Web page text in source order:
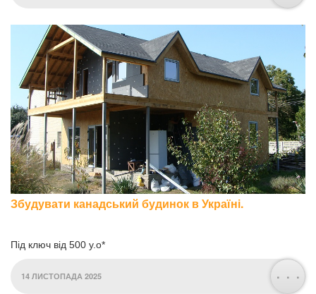
Збудувати канадський будинок в Україні.
Під ключ від 500 у.о*
14 ЛИСТОПАДА 2025
. . .